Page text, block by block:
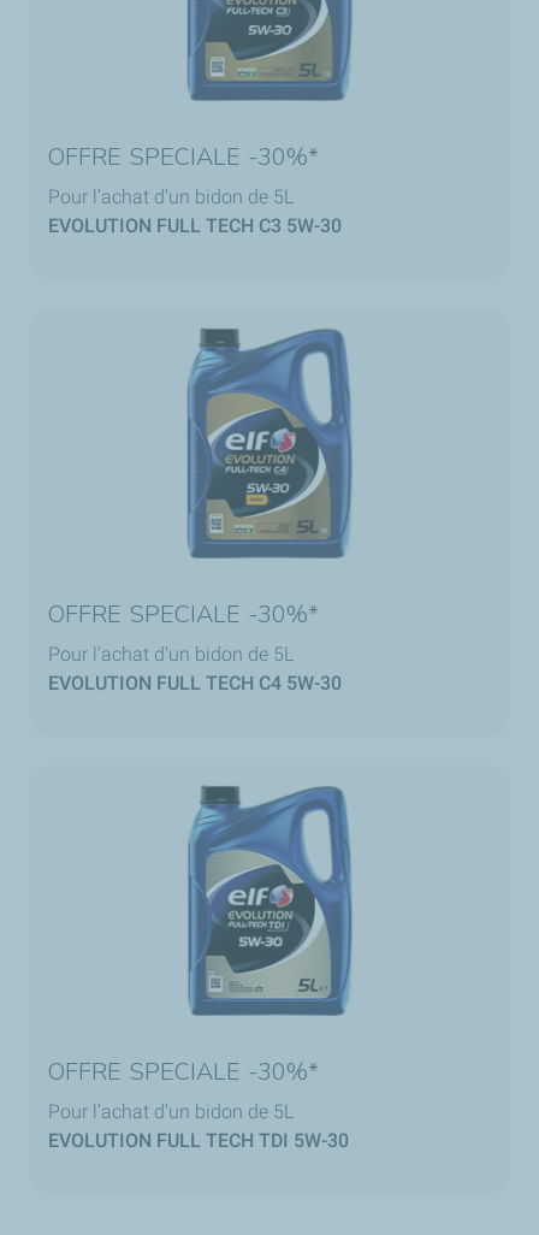
OFFRE SPECIALE -30%*
Pour l'achat d'un bidon de 5L
EVOLUTION FULL TECH C3 5W-30
OFFRE SPECIALE -30%*
Pour l'achat d'un bidon de 5L
EVOLUTION FULL TECH C4 5W-30
OFFRE SPECIALE -30%*
Pour l'achat d'un bidon de 5L
EVOLUTION FULL TECH TDI 5W-30